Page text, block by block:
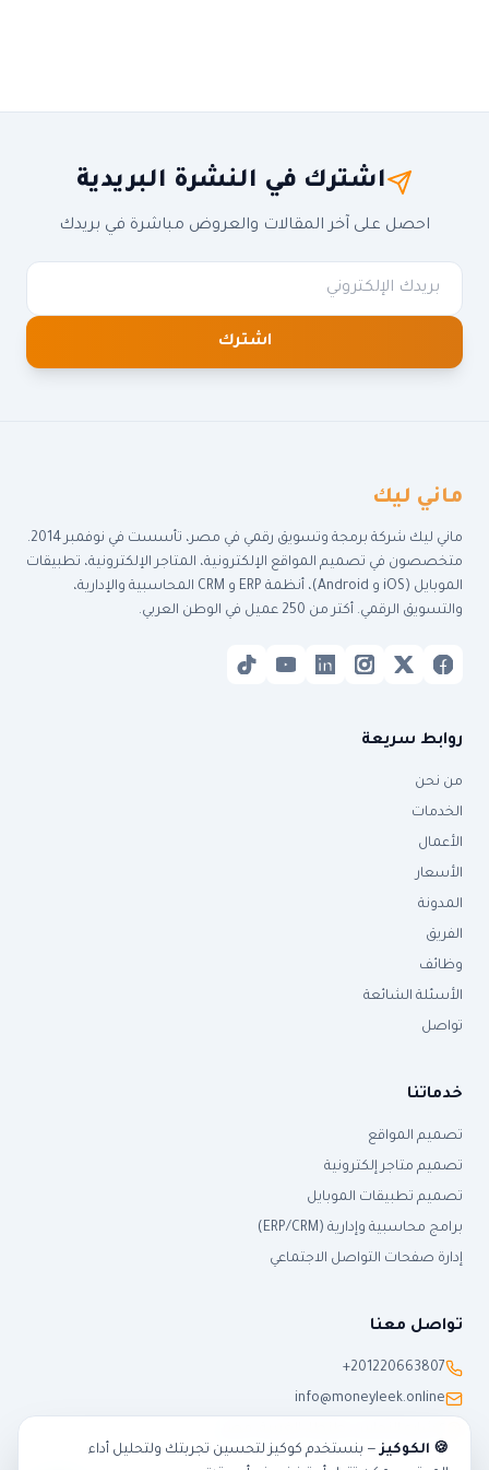
اشترك في النشرة البريدية
احصل على آخر المقالات والعروض مباشرة في بريدك
اشترك
ماني ليك
ماني ليك شركة برمجة وتسويق رقمي في مصر، تأسست في نوفمبر 2014.
متخصصون في تصميم المواقع الإلكترونية، المتاجر الإلكترونية، تطبيقات
الموبايل (iOS و Android)، أنظمة ERP و CRM المحاسبية والإدارية،
والتسويق الرقمي. أكتر من 250 عميل في الوطن العربي.
روابط سريعة
من نحن
الخدمات
الأعمال
الأسعار
المدونة
الفريق
وظائف
الأسئلة الشائعة
تواصل
خدماتنا
تصميم المواقع
تصميم متاجر إلكترونية
تصميم تطبيقات الموبايل
برامج محاسبية وإدارية (ERP/CRM)
إدارة صفحات التواصل الاجتماعي
تواصل معنا
+201220663807
info@moneyleek.online
🍪 الكوكيز— بنستخدم كوكيز لتحسين تجربتك ولتحليل أداء